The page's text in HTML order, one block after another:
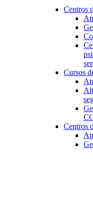
Centros
Cursos
Centros